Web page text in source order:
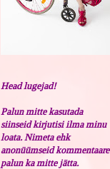
Head lugejad!
Palun mitte kasutada
siinseid kirjutisi ilma minu
loata. Nimeta ehk
anonüümseid kommentaare
palun ka mitte jätta.